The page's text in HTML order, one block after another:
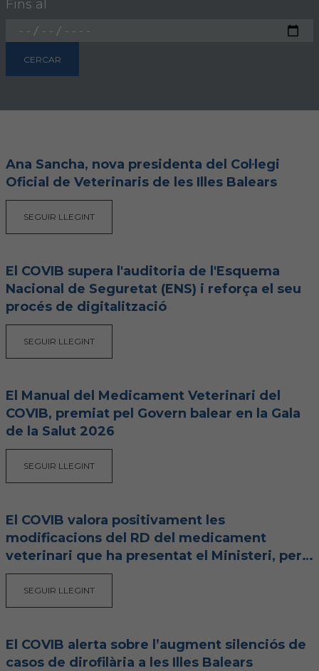
FORMACIÓ
ACTUALITAT
Notícies
Notes de premsa
IDENTIFICACIÓ ANIMAL
INFORMACIÓ A LA CIUTADANIA
Centres veterinaris
Guia Responsable
Salut animal i salut pública
Fins al
CERCAR
Ana Sancha, nova presidenta del Col·legi
Oficial de Veterinaris de les Illes Balears
SEGUIR LLEGINT
El COVIB supera l'auditoria de l'Esquema
Nacional de Seguretat (ENS) i reforça el seu
procés de digitalització
SEGUIR LLEGINT
El Manual del Medicament Veterinari del
COVIB, premiat pel Govern balear en la Gala
de la Salut 2026
SEGUIR LLEGINT
El COVIB valora positivament les
modificacions del RD del medicament
veterinari que ha presentat el Ministeri, però
reclama més canvis
SEGUIR LLEGINT
El COVIB alerta sobre l’augment silenciós de
casos de dirofilària a les Illes Balears